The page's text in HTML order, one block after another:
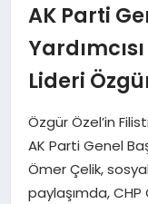
EĞITIM
MAGAZIN
AK Parti
Lideri
Özgür Özel’in
AK Parti Genel
Ömer Çelik,
paylaşımda, CHP